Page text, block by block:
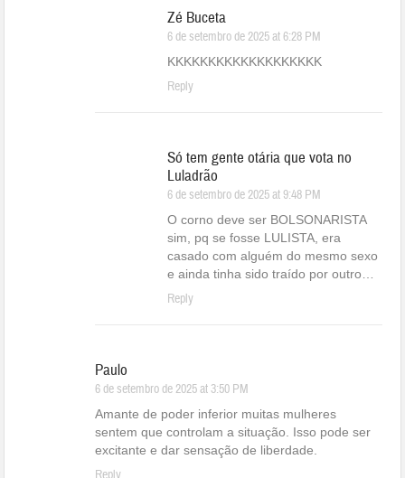
Zé Buceta
6 de setembro de 2025 at 6:28 PM
KKKKKKKKKKKKKKKKKKK
Reply
Só tem gente otária que vota no
Luladrão
6 de setembro de 2025 at 9:48 PM
O corno deve ser BOLSONARISTA
sim, pq se fosse LULISTA, era
casado com alguém do mesmo sexo
e ainda tinha sido traído por outro…
Reply
Paulo
6 de setembro de 2025 at 3:50 PM
Amante de poder inferior muitas mulheres
sentem que controlam a situação. Isso pode ser
excitante e dar sensação de liberdade.